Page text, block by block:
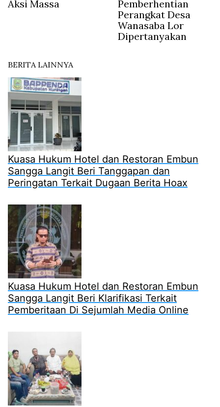
Aksi Massa
Pemberhentian
Perangkat Desa
Wanasaba Lor
Dipertanyakan
BERITA LAINNYA
Kuasa Hukum Hotel dan Restoran Embun
Sangga Langit Beri Tanggapan dan
Peringatan Terkait Dugaan Berita Hoax
Kuasa Hukum Hotel dan Restoran Embun
Sangga Langit Beri Klarifikasi Terkait
Pemberitaan Di Sejumlah Media Online